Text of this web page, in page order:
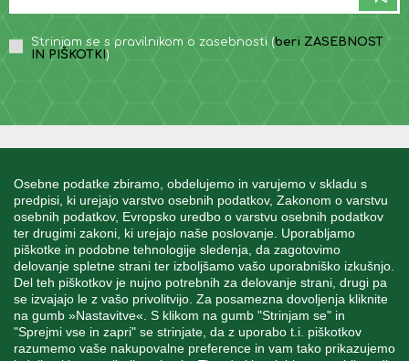
Osebne podatke zbiramo, obdelujemo in varujemo v skladu s
predpisi, ki urejajo varstvo osebnih podatkov, Zakonom o varstvu
osebnih podatkov, Evropsko uredbo o varstvu osebnih podatkov
ter drugimi zakoni, ki urejajo naše poslovanje. Uporabljamo
piškotke in podobne tehnologije sledenja, da zagotovimo
delovanje spletne strani ter izboljšamo vašo uporabniško izkušnjo.
Del teh piškotkov je nujno potrebnih za delovanje strani, drugi pa
se izvajajo le z vašo privolitvijo. Za posamezna dovoljenja kliknite
na gumb »Nastavitve«. S klikom na gumb "Strinjam se" in
"Sprejmi vse in zapri" se strinjate, da z uporabo t.i. piškotkov
razumemo vaše nakupovalne preference in vam tako prikazujemo
Strinjam se s pravilnikom o zasebnosti (beri ZASEBNOST
IN PIŠKOTKI )
MOJ RAČUN
STORITEV ZA STRANKE
SPREMLJAJTE NAS